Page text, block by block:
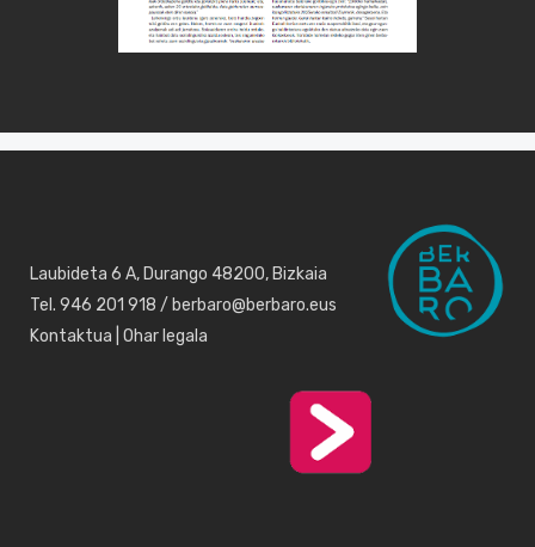
Laubideta 6 A, Durango 48200, Bizkaia
Tel. 946 201 918 / berbaro@berbaro.eus
Kontaktua Ohar legala